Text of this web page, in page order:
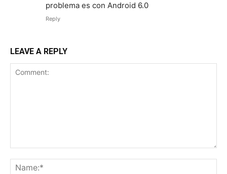
problema es con Android 6.0
Reply
LEAVE A REPLY